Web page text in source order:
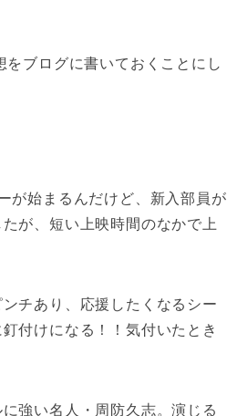
ブログに書いておくことにし
が始まるんだけど、新入部員が
が、短い上映時間のなかで上
チあり、応援したくなるシー
付けになる！！気付いたとき
強い名人・周防久志。演じる